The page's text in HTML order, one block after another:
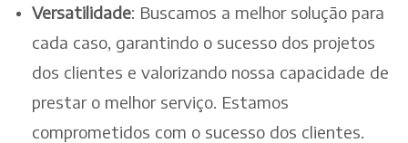
Versatilidade: Buscamos a melhor solução para
cada caso, garantindo o sucesso dos projetos
dos clientes e valorizando nossa capacidade de
prestar o melhor serviço. Estamos
comprometidos com o sucesso dos clientes.